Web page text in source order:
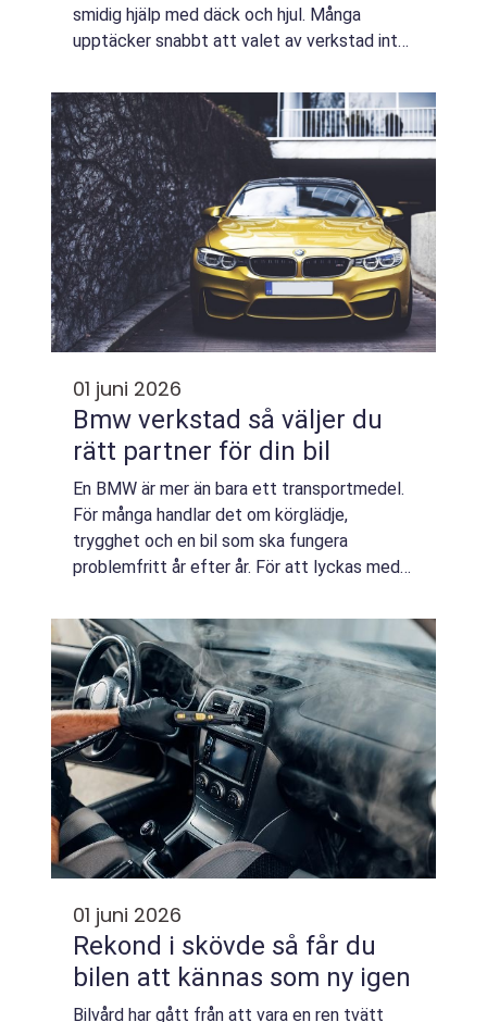
smidig hjälp med däck och hjul. Många
upptäcker snabbt att valet av verkstad inte
råd och en vardag där bilen alltid ...
01 juni 2026
Bmw verkstad så väljer du
rätt partner för din bil
En BMW är mer än bara ett transportmedel.
För många handlar det om körglädje,
trygghet och en bil som ska fungera
problemfritt år efter år. För att lyckas med
både teknik, mjukvara och typiska svagheter
i olika m...
01 juni 2026
Rekond i skövde så får du
bilen att kännas som ny igen
Bilvård har gått från att vara en ren tvätt